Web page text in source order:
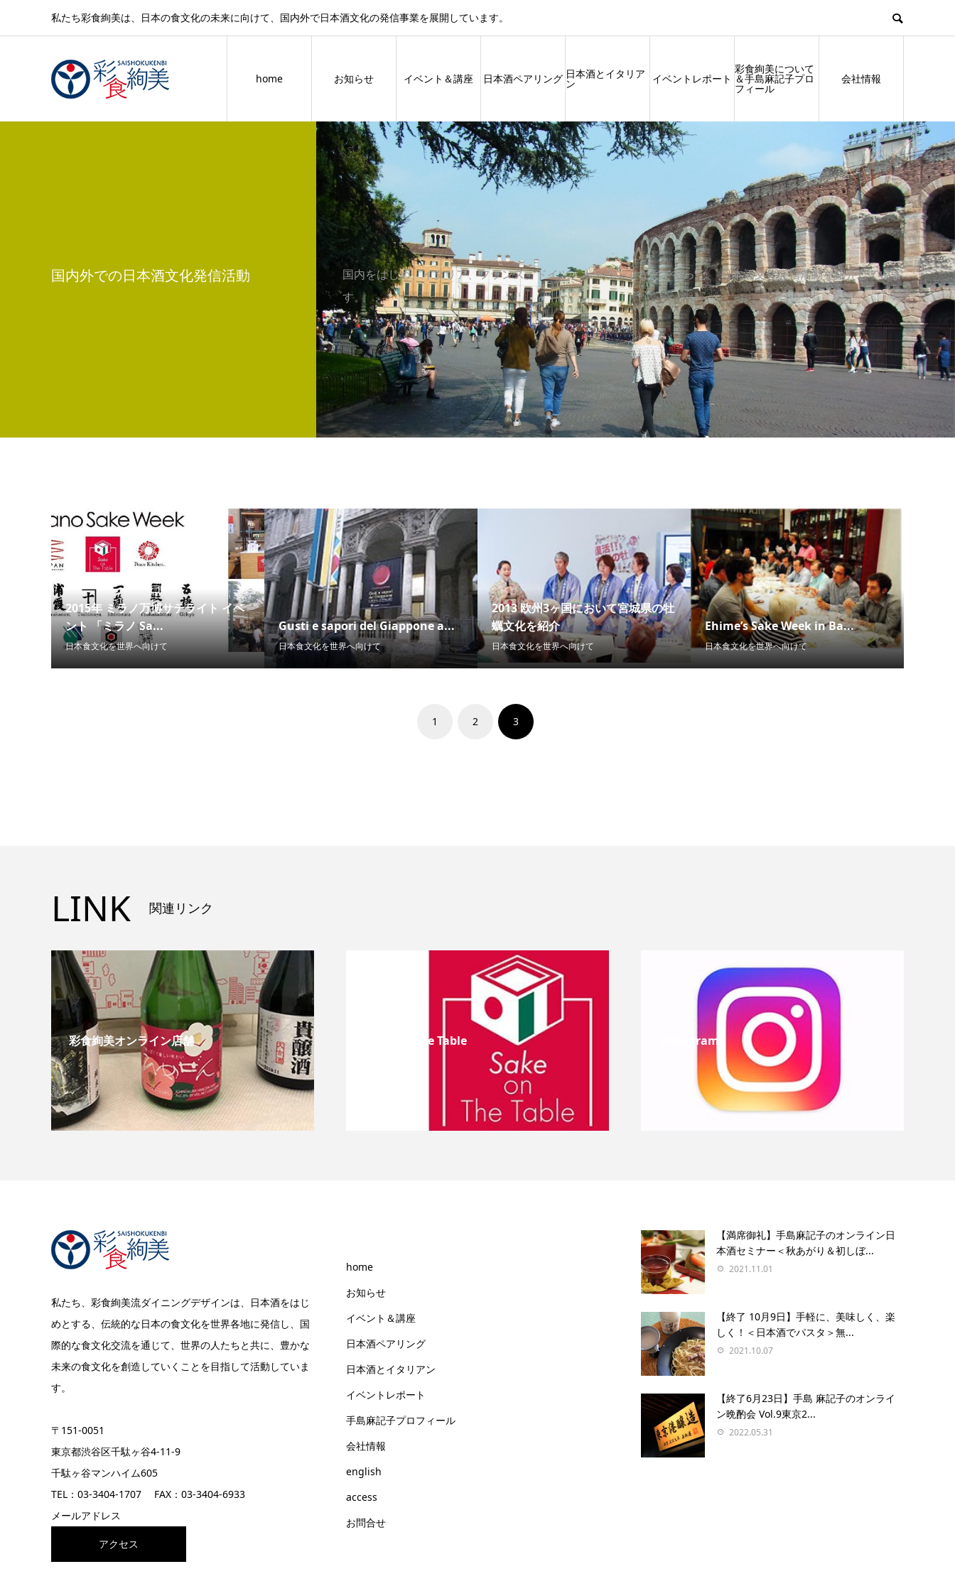
私たち彩食絢美は、日本の食文化の未来に向けて、国内外で日本酒文化の発信事業を展開しています。
home お知らせ イベント＆講座 日本酒ペアリング 日本酒とイタリア
ン イベントレポート
彩食絢美について
＆手島麻記子プロ
フィール
会社情報
国内外での日本酒文化発信活動
国内をはじめ、イタリア、フランス、ドイツ、ポーランドなどで行った、 日本酒文化発信活動を紹介していま
す。
2015年 ミラノ万博サテライト イベ
ント 「ミラノ Sa...
日本食文化を世界へ向けて
Gusti e sapori del Giappone a...
日本食文化を世界へ向けて
2013 欧州3ヶ国において宮城県の牡
蠣文化を紹介
日本食文化を世界へ向けて
Ehime’s Sake Week in Ba...
日本食文化を世界へ向けて
1 2 3
LINK 関連リンク
彩食絢美オンライン店舗 Sake On The Table Instagram
私たち、彩食絢美流ダイニングデザインは、日本酒をはじ
めとする、伝統的な日本の食文化を世界各地に発信し、国
際的な食文化交流を通じて、世界の人たちと共に、豊かな
未来の食文化を創造していくことを目指して活動していま
す。
〒151-0051
東京都渋谷区千駄ヶ谷4-11-9
千駄ヶ谷マンハイム605
TEL：03-3404-1707 FAX：03-3404-6933
メールアドレス
アクセス
home
お知らせ
イベント＆講座
日本酒ペアリング
日本酒とイタリアン
イベントレポート
手島麻記子プロフィール
会社情報
english
access
お問合せ
【満席御礼】手島麻記子のオンライン日
本酒セミナー＜秋あがり＆初しぼ...
2021.11.01
【終了 10月9日】手軽に、美味しく、楽
しく！＜日本酒でパスタ＞無...
2021.10.07
【終了6月23日】手島 麻記子のオンライ
ン晩酌会 Vol.9東京2...
2022.05.31